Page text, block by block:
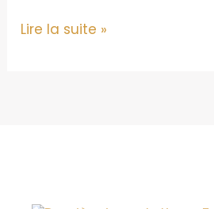
Dernières
Lire la suite »